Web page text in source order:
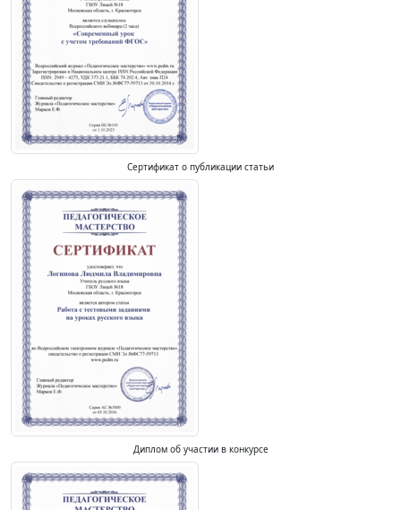
Сертификат о публикации статьи
Диплом об участии в конкурсе